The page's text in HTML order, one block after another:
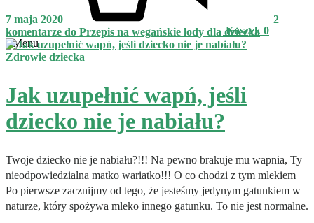
Koszyk 0
Menu
7 maja 2020
2
komentarze do Przepis na wegańskie lody dla dziecka
Zdrowie dziecka
Jak uzupełnić wapń, jeśli
dziecko nie je nabiału?
Twoje dziecko nie je nabiału?!!! Na pewno brakuje mu wapnia, Ty
nieodpowiedzialna matko wariatko!!! O co chodzi z tym mlekiem
Po pierwsze zacznijmy od tego, że jesteśmy jedynym gatunkiem w
naturze, który spożywa mleko innego gatunku. To nie jest normalne.